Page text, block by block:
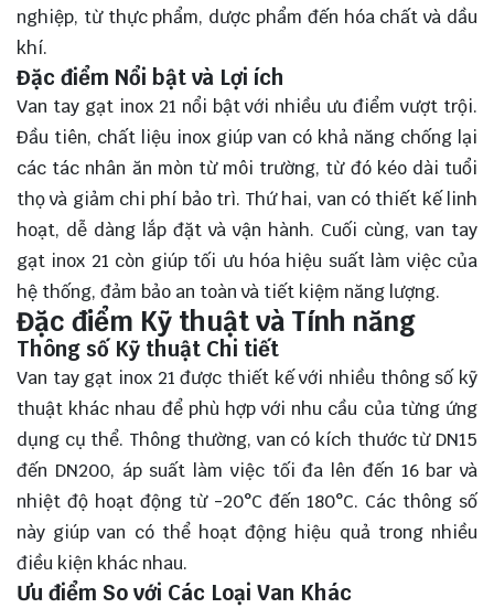
nghiệp, từ thực phẩm, dược phẩm đến hóa chất và dầu
khí.
Đặc điểm Nổi bật và Lợi ích
Van tay gạt inox 21 nổi bật với nhiều ưu điểm vượt trội.
Đầu tiên, chất liệu inox giúp van có khả năng chống lại
các tác nhân ăn mòn từ môi trường, từ đó kéo dài tuổi
thọ và giảm chi phí bảo trì. Thứ hai, van có thiết kế linh
hoạt, dễ dàng lắp đặt và vận hành. Cuối cùng, van tay
gạt inox 21 còn giúp tối ưu hóa hiệu suất làm việc của
hệ thống, đảm bảo an toàn và tiết kiệm năng lượng.
Đặc điểm Kỹ thuật và Tính năng
Thông số Kỹ thuật Chi tiết
Van tay gạt inox 21 được thiết kế với nhiều thông số kỹ
thuật khác nhau để phù hợp với nhu cầu của từng ứng
dụng cụ thể. Thông thường, van có kích thước từ DN15
đến DN200, áp suất làm việc tối đa lên đến 16 bar và
nhiệt độ hoạt động từ -20°C đến 180°C. Các thông số
này giúp van có thể hoạt động hiệu quả trong nhiều
điều kiện khác nhau.
Ưu điểm So với Các Loại Van Khác